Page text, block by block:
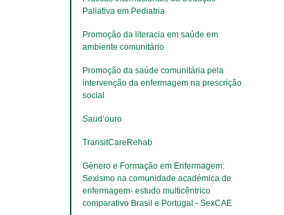
Paliativa em Pediatria
Promoção da literacia em saúde em
ambiente comunitário
​​​​​​​Promoção da saúde comunitária pela
intervenção da enfermagem na prescrição
social
Saud’ouro
TransitCareRehab
Género e Formação em Enfermagem:
Sexismo na comunidade académica de
enfermagem- estudo multicêntrico
comparativo Brasil e Portugal - SexCAE